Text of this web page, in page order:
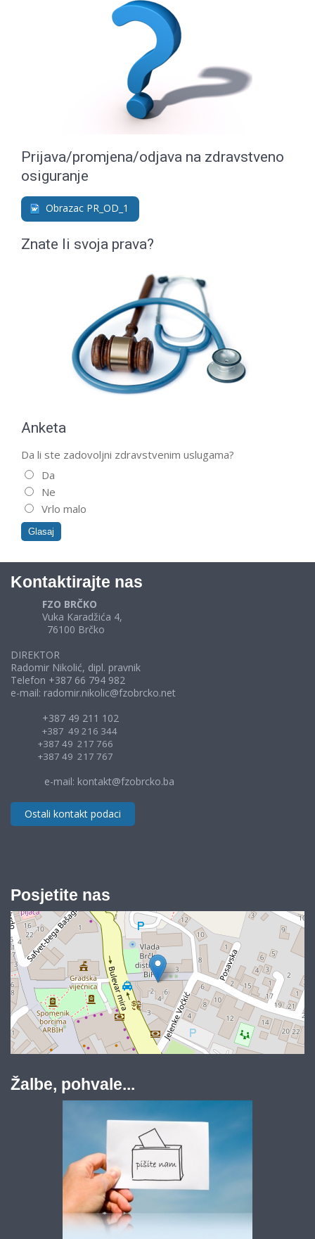
Prijava/promjena/odjava na zdravstveno
osiguranje
Obrazac PR_OD_1
Znate li svoja prava?
Anketa
Da li ste zadovoljni zdravstvenim uslugama?
Da
Ne
Vrlo malo
Kontaktirajte nas
FZO BRČKO
Vuka Karadžića 4,
76100 Brčko
DIREKTOR
Radomir Nikolić, dipl. pravnik
Telefon +387 66 794 982
e-mail: radomir.nikolic@fzobrcko.net
+387 49 211 102
+387 49 216 344
+387 49 217 766
+387 49 217 767
e-mail: kontakt@fzobrcko.ba
Ostali kontakt podaci
Posjetite nas
Žalbe, pohvale...